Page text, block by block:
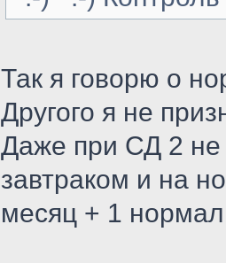
Так я говорю о
Другого я не
Даже при СД 2 не
завтраком и на
месяц + 1